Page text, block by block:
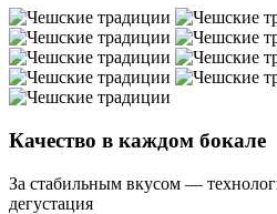
Качество в каждом бокале
За стабильным вкусом —
дегустация